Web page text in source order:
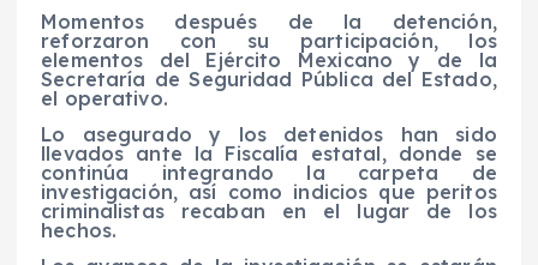
Momentos después de la detención,
reforzaron con su participación, los
elementos del Ejército Mexicano y de la
Secretaría de Seguridad Pública del Estado,
el operativo.
Lo asegurado y los detenidos han sido
llevados ante la Fiscalía estatal, donde se
continúa integrando la carpeta de
investigación, así como indicios que peritos
criminalistas recaban en el lugar de los
hechos.